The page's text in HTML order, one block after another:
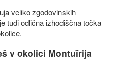
veliko zgodovinskih
tudi odlična izhodiščna točka
v okolici Montuïrija